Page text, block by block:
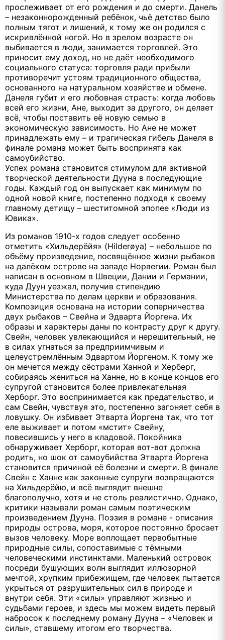
прослеживает от его рождения и до смерти. Данель
– незаконнорожденный ребёнок, чьё детство было
полным тягот и лишений, к тому же он родился с
искривлённой ногой. Но в зрелом возрасте он
выбивается в люди, занимается торговлей. Это
приносит ему доход, но не даёт необходимого
социального статуса: торговля ради прибыли
противоречит устоям традиционного общества,
основанного на натуральном хозяйстве и обмене.
Данеля губит и его любовная страсть: когда любовь
всей его жизни, Ане, выходит за другого, он делает
всё, чтобы поставить её новую семью в
экономическую зависимость. Но Ане не может
принадлежать ему – и трагическая гибель Данеля в
финале романа может быть воспринята как
самоубийство.
Успех романа становится стимулом для активной
творческой деятельности Дууна в последующие
годы. Каждый год он выпускает как минимум по
одной новой книге, постепенно подходя к своему
главному детищу – шеститомной эпопее «Люди из
Ювика».
Из романов 1910-х годов следует особенно
отметить «Хильдерёйя» (Hilderøya) – небольшое по
объёму произведение, посвящённое жизни рыбаков
на далёком острове на западе Норвегии. Роман был
написан в основном в Швеции, Дании и Германии,
куда Дуун уезжал, получив стипендию
Министерства по делам церкви и образования.
Композиция основана на истории соперничества
двух рыбаков – Свейна и Эдварта Йоргена. Их
образы и характеры даны по контрасту друг к другу.
Свейн, человек увлекающийся и нерешительный, не
в силах угнаться за предприимчивым и
целеустремлённым Эдвартом Йоргеном. К тому же
он мечется между сёстрами Ханной и Херберг,
собираясь жениться на Ханне, но в конце концов его
супругой становится более привлекательная
Херборг. Это воспринимается как предательство, и
сам Свейн, чувствуя это, постепенно загоняет себя в
ловушку. Он избивает Этварта Йоргена так, что тот
еле выживает и потом «мстит» Свейну,
повесившись у него в кладовой. Покойника
обнаруживает Херборг, которая вот-вот должна
родить, но шок от самоубийства Этварта Йоргена
становится причиной её болезни и смерти. В финале
Свейн с Ханне как законные супруги возвращаются
на Хильдерёйю, и всё выглядит внешне
благополучно, хотя и не столь реалистично. Однако,
критики называли роман самым поэтическим
произведением Дууна. Поэзия в романе - описания
природы острова, моря, которое постоянно бросает
вызов человеку. Море воплощает первобытные
природные силы, сопоставимые с тёмными
человеческими инстинктами. Маленький островок
посреди бушующих волн выглядит иллюзорной
мечтой, хрупким прибежищем, где человек пытается
укрыться от разрушительных сил в природе и
внутри себя. Эти «силы» управляют жизнью и
судьбами героев, и здесь мы можем видеть первый
набросок к последнему роману Дууна – «Человек и
силы», ставшему итогом его творчества.